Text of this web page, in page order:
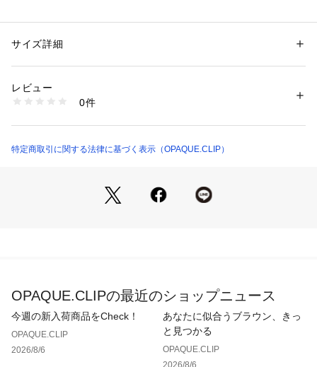
が嬉しいポイント
・本体口元はマグネット仕様で開閉が楽ちん
・500mlペットボトルが問題無く収まるサイズ感
ト
・ポケット数：外側×1
性別：レディース
素材：本体: 合成皮革
商品番号：
C71-15032 （ショップ）
サイズ詳細
レビュー
0件
特定商取引に関する法律に基づく表示（OPAQUE.CLIP）
OPAQUE.CLIPの最近のショップニュース
今週の新入荷商品をCheck！
OPAQUE.CLIP
2026/8/6
あなたに似合うブラウン、きっ
と見つかる
OPAQUE.CLIP
2026/8/6